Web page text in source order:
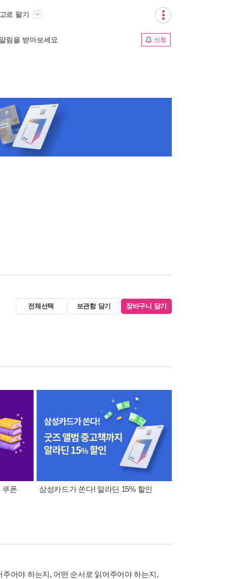
로 팔기
림을 받아보세요 신청
전체선택 보관함 담기 장바구니 담기
쿠폰 삼성카드가 쏜다! 알라딘 15% 할인
어야 하는지, 어떤 순서로 읽어주어야 하는지,